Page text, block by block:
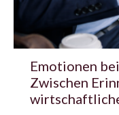
Emotionen
Zwischen